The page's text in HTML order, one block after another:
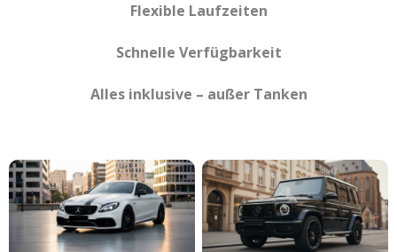
Flexible Laufzeiten
Schnelle Verfügbarkeit
Alles inklusive – außer Tanken